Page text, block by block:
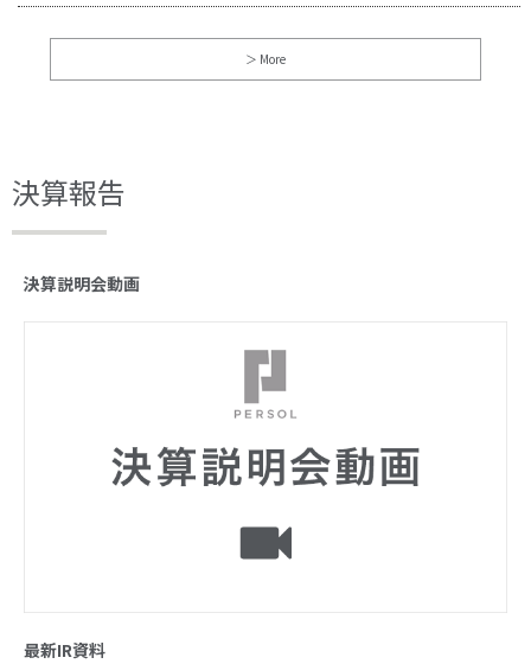
More
決算報告
決算説明会動画
最新IR資料